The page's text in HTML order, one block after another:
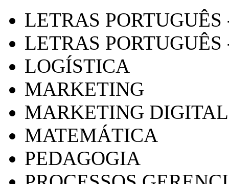
LETRAS
LETRAS PORTUGUÊS
LOGÍSTICA
MARKETING
MARKETING DIGITAL
MATEMÁTICA
PEDAGOGIA